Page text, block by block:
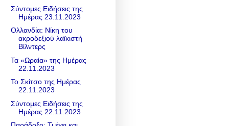
Σύντομες Ειδήσεις της
Ημέρας 23.11.2023
Ολλανδία: Νίκη του
ακροδεξιού λαϊκιστή
Βίλντερς
Τα «Ωραία» της Ημέρας
22.11.2023
Το Σκίτσο της Ημέρας
22.11.2023
Σύντομες Ειδήσεις της
Ημέρας 22.11.2023